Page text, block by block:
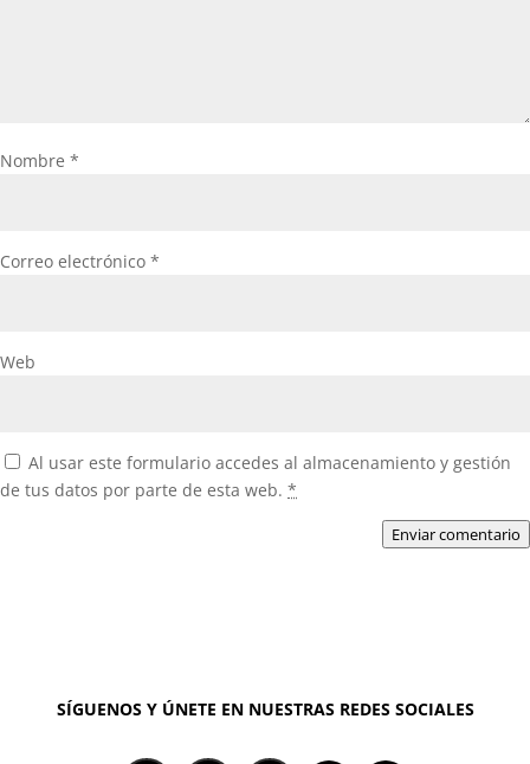
Nombre *
Correo electrónico *
Web
Al usar este formulario accedes al almacenamiento y gestión
de tus datos por parte de esta web. *
Enviar comentario
SÍGUENOS Y ÚNETE EN NUESTRAS REDES SOCIALES